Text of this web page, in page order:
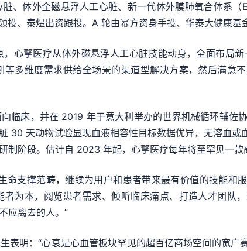
、体外全磁悬浮人工心脏、新一代体外膜肺氧合体系（
、泰煜出资跟投。A 轮由幂方资身手投、华泰大健康基
心擎医疗从体外磁悬浮人工心脏技能动身，全面布局
多维度需求供给全场景的渠道型解决方案，然后满意
临床，并在 2019 年于意大利举办的世界机械循环辅佐
30 天动物试验显现血液相容性目标数据优异，无溶血或
制阶段。估计自 2023 年起，心擎医疗每年将至罕见一款
命支撑范畴，继续为用户和患者带来最有价值的技能和
为本，阅览患者需求、倾听临床痛点、打造人才团队
应离去的人。”
表明：“心衰是心血管板块罕见的超百亿商场空间的宽广